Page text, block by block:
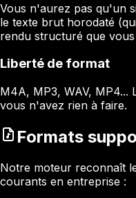
Vous n'aurez pas qu'un
le texte brut horodaté
rendu structuré que
Liberté de format
M4A, MP3, WAV, MP4...
vous n'avez rien à faire.
Formats
Notre moteur reconnaît
courants en entreprise :